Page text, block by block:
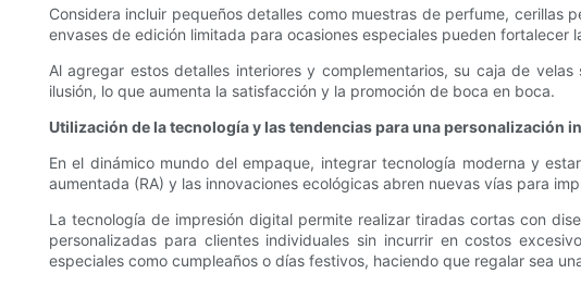
Considera incluir pequeños detalles como muestras de perfume,
envases de edición limitada para ocasiones especiales pueden
Al agregar estos detalles interiores y complementarios, su caja de
ilusión, lo que aumenta la satisfacción y la promoción de boca en boca.
Utilización de la tecnología y las tendencias para una personalización
En el dinámico mundo del empaque, integrar tecnología moderna y
aumentada (RA) y las innovaciones ecológicas abren nuevas vías para
La tecnología de impresión digital permite realizar tiradas cortas con
personalizadas para clientes individuales sin incurrir en costos
especiales como cumpleaños o días festivos, haciendo que regalar sea